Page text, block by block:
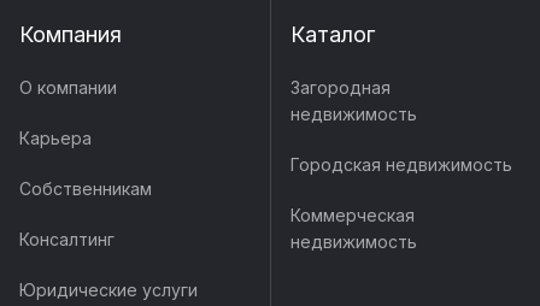
Компания
О компании
Карьера
Собственникам
Консалтинг
Юридические услуги
Каталог
Загородная
недвижимость
Городская недвижимость
Коммерческая
недвижимость